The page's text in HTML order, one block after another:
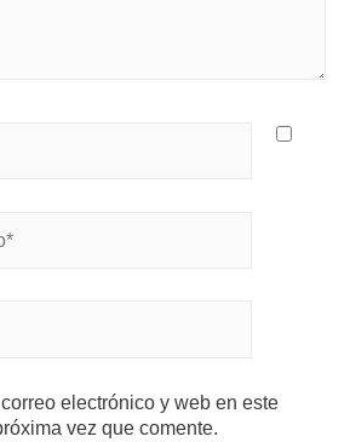
electrónico y web en este
vez que comente.